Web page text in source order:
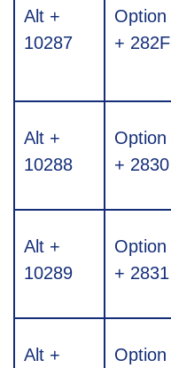
Alt +
10287
Option
+ 282F
Alt +
10288
Option
+ 2830
Alt +
10289
Option
+ 2831
Alt +
Option